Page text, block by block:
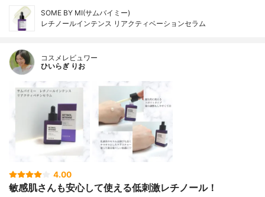
SOME BY MI(サムバイミー)
レチノールインテンス リアクティベーションセラム
コスメレビュワー
ひいらぎ りお
4.00
敏感肌さんも安心して使える低刺激レチノール！